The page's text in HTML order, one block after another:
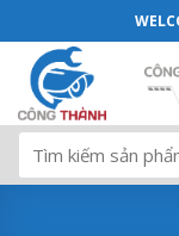
qua
dung
DS-
Tìm
kiếm: